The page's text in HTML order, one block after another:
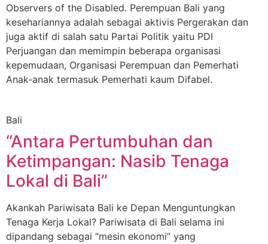
Observers of the Disabled. Perempuan Bali yang
kesehariannya adalah sebagai aktivis Pergerakan dan
juga aktif di salah satu Partai Politik yaitu PDI
Perjuangan dan memimpin beberapa organisasi
kepemudaan, Organisasi Perempuan dan Pemerhati
Anak-anak termasuk Pemerhati kaum Difabel.
Bali
“Antara Pertumbuhan dan
Ketimpangan: Nasib Tenaga
Lokal di Bali”
Akankah Pariwisata Bali ke Depan Menguntungkan
Tenaga Kerja Lokal? Pariwisata di Bali selama ini
dipandang sebagai “mesin ekonomi” yang